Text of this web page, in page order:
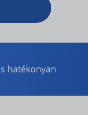
hatékonyan